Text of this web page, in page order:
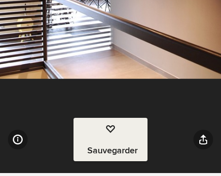
Sauvegarder